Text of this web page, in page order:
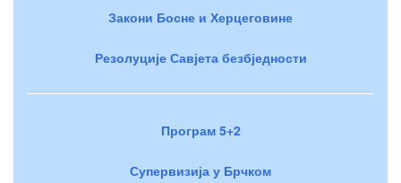
Закони Босне и Херцеговине
Резолуције Савјета безбједности
Програм 5+2
Супервизија у Брчком